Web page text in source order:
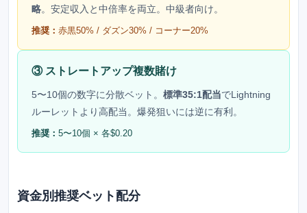
略。安定収入と中倍率を両立。中級者向け。
推奨： 赤黒50% / ダズン30% / コーナー20%
③ ストレートアップ複数賭け
5〜10個の数字に分散ベット。 標準35:1配当でLightning
ルーレットより高配当。爆発狙いには逆に有利。
推奨： 5〜10個 × 各$0.20
資金別推奨ベット配分